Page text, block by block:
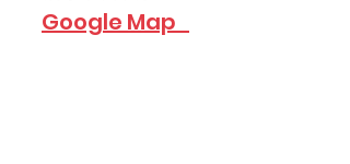
Google Map